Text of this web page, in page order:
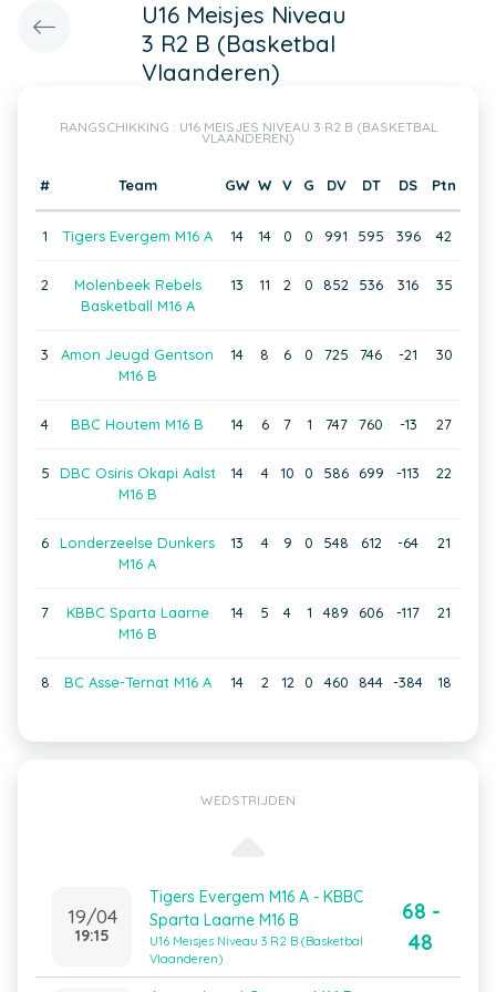
U16 Meisjes Niveau
3 R2 B (Basketbal
Vlaanderen)
RANGSCHIKKING : U16 MEISJES NIVEAU 3 R2 B (BASKETBAL
VLAANDEREN)
# Team GW W V G DV DT DS Ptn
1 Tigers Evergem M16 A 14 14 0 0 991 595 396 42
2
Molenbeek Rebels
Basketball M16 A
13 11 2 0 852 536 316 35
3
Amon Jeugd Gentson
M16 B
14 8 6 0 725 746 -21 30
4 BBC Houtem M16 B 14 6 7 1 747 760 -13 27
5
DBC Osiris Okapi Aalst
M16 B
14 4 10 0 586 699 -113 22
6
Londerzeelse Dunkers
M16 A
13 4 9 0 548 612 -64 21
7
KBBC Sparta Laarne
M16 B
14 5 4 1 489 606 -117 21
8 BC Asse-Ternat M16 A 14 2 12 0 460 844 -384 18
WEDSTRIJDEN
19/04
19:15
Tigers Evergem M16 A - KBBC
Sparta Laarne M16 B
U16 Meisjes Niveau 3 R2 B (Basketbal
Vlaanderen)
68 -
48